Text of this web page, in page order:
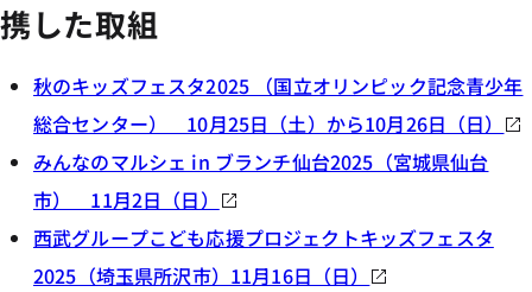
携した取組
秋のキッズフェスタ2025 （国立オリンピック記念青少年
総合センター） 10月25日（土）から10月26日（日）
みんなのマルシェ in ブランチ仙台2025（宮城県仙台
市） 11月2日（日）
西武グループこども応援プロジェクトキッズフェスタ
2025（埼玉県所沢市）11月16日（日）